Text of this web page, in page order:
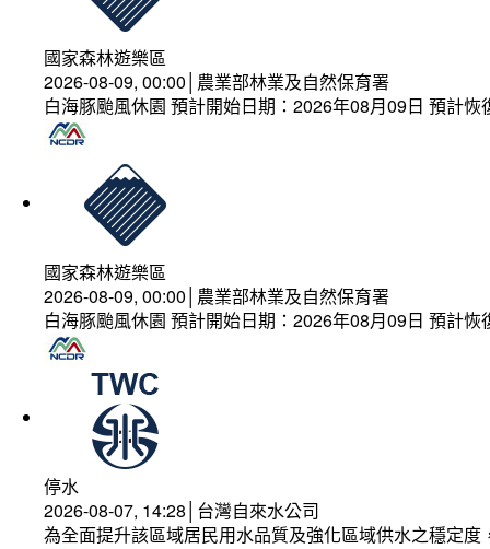
國家森林遊樂區
2026-08-09, 00:00│農業部林業及自然保育署
白海豚颱風休園 預計開始日期：2026年08月09日 預計
國家森林遊樂區
2026-08-09, 00:00│農業部林業及自然保育署
白海豚颱風休園 預計開始日期：2026年08月09日 預計
停水
2026-08-07, 14:28│台灣自來水公司
為全面提升該區域居民用水品質及強化區域供水之穩定